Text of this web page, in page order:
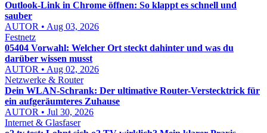
Outlook-Link in Chrome öffnen: So klappt es schnell und
sauber
AUTOR • Aug 03, 2026
Festnetz
05404 Vorwahl: Welcher Ort steckt dahinter und was du
darüber wissen musst
AUTOR • Aug 02, 2026
Netzwerke & Router
Dein WLAN-Schrank: Der ultimative Router-Verstecktrick für
ein aufgeräumteres Zuhause
AUTOR • Jul 30, 2026
Internet & Glasfaser